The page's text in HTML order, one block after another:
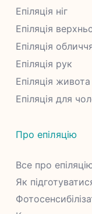
Епіляція ніг
Епіляція
Епіляція
Епіляція рук
Епіляція живота
Епіляція для
Про епіляцію
Все про
Як